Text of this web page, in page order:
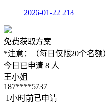
2026-01-22 218
免费获取方案
*注意：（每日仅限20个名额）
今日已申请 8 人
王小姐
187****5737
1小时前已申请